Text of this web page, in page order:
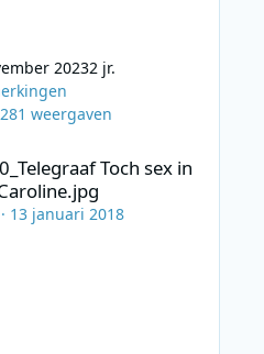
20232 jr.
weergaven
sex in de ether Caroline.jpg
Toch sex in
13 januari 2018